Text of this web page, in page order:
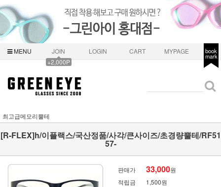
MENU
JOIN
+2,000P
LOGIN CART MYPAGE book
mark
최고급메모리뿔테
[R-FLEX]h/이플랙스/국산정품/사각/큰사이즈/초경량뿔테/RF51
57-
판매가 33,000원
적립금
1,500원